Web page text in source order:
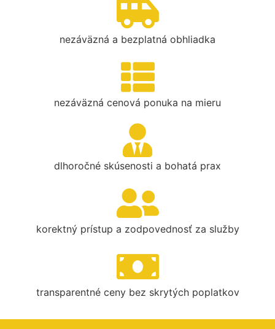
nezáväzná a bezplatná obhliadka
nezáväzná cenová ponuka na mieru
dlhoročné skúsenosti a bohatá prax
korektný prístup a zodpovednosť za služby
transparentné ceny bez skrytých poplatkov